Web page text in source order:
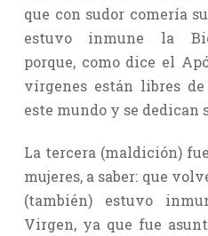
que con sudor comería
estuvo inmune la
porque, como dice el
vírgenes están libres
este mundo y se dedican
La tercera (maldición)
mujeres, a saber: que
(también) estuvo
Virgen, ya que fue